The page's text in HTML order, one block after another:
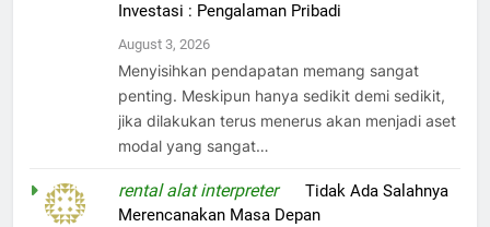
Investasi : Pengalaman Pribadi
August 3, 2026
Menyisihkan pendapatan memang sangat
penting. Meskipun hanya sedikit demi sedikit,
jika dilakukan terus menerus akan menjadi aset
modal yang sangat…
rental alat interpreteronTidak Ada Salahnya
Merencanakan Masa Depan